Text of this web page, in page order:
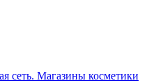
сеть. Магазины косметики